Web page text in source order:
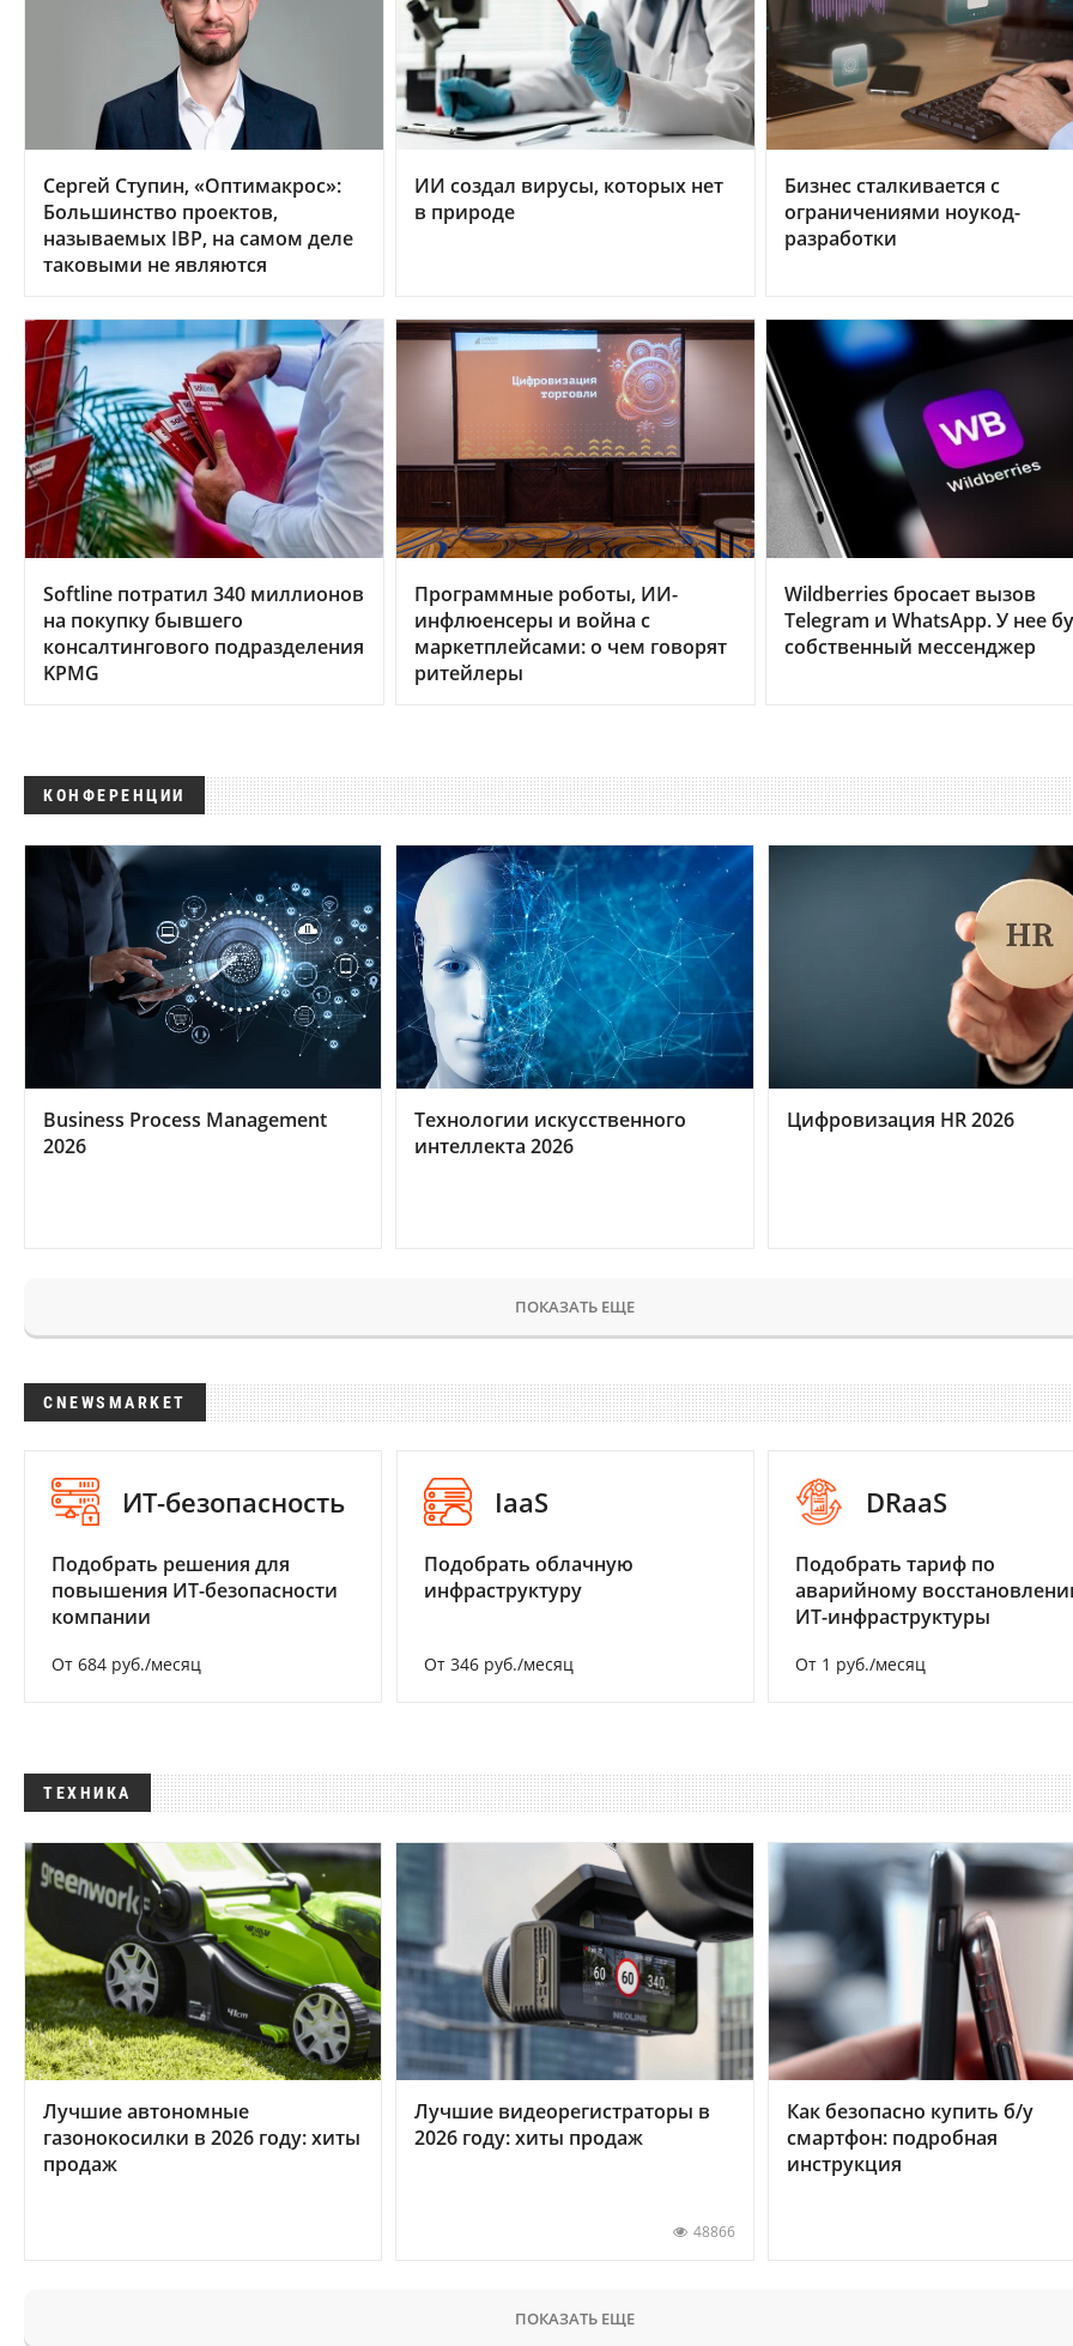
Сергей Ступин, «Оптимакрос»:
Большинство проектов,
называемых IBP, на самом деле
таковыми не являются
ИИ создал вирусы, которых нет
в природе
Бизнес сталкивается с
ограничениями ноукод-
разработки
Softline потратил 340 миллионов
на покупку бывшего
консалтингового подразделения
KPMG
Программные роботы, ИИ-
инфлюенсеры и война с
маркетплейсами: о чем говорят
ритейлеры
Wildberries бросает вызов
Telegram и WhatsApp. У нее
собственный мессенджер
КОНФЕРЕНЦИИ
Business Process Management
2026
Технологии искусственного
интеллекта 2026
Цифровизация HR 2026
ПОКАЗАТЬ ЕЩЕ
CNEWSMARKET
ИТ-безопасность
Подобрать решения для
повышения ИТ-безопасности
компании
От 684 руб./месяц
IaaS
Подобрать облачную
инфраструктуру
От 346 руб./месяц
DRaaS
Подобрать тариф по
аварийному
ИТ-инфраструктуры
От 1 руб./месяц
ТЕХНИКА
Лучшие автономные
газонокосилки в 2026 году: хиты
продаж
Лучшие видеорегистраторы в
2026 году: хиты продаж
48866
Как безопасно купить б/у
смартфон: подробная
инструкция
ПОКАЗАТЬ ЕЩЕ